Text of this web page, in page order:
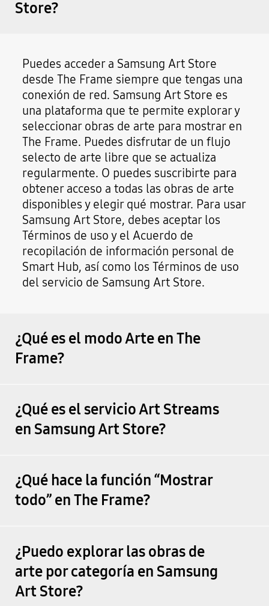
Store?
Puedes acceder a Samsung Art Store
desde The Frame siempre que tengas una
conexión de red. Samsung Art Store es
una plataforma que te permite explorar y
seleccionar obras de arte para mostrar en
The Frame. Puedes disfrutar de un flujo
selecto de arte libre que se actualiza
regularmente. O puedes suscribirte para
obtener acceso a todas las obras de arte
disponibles y elegir qué mostrar. Para usar
Samsung Art Store, debes aceptar los
Términos de uso y el Acuerdo de
recopilación de información personal de
Smart Hub, así como los Términos de uso
del servicio de Samsung Art Store.
¿Qué es el modo Arte en The
Frame?
¿Qué es el servicio Art Streams
en Samsung Art Store?
¿Qué hace la función “Mostrar
todo” en The Frame?
¿Puedo explorar las obras de
arte por categoría en Samsung
Art Store?